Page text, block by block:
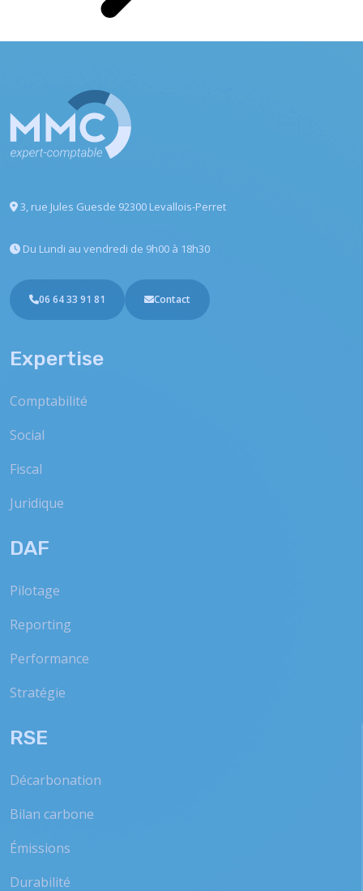
3, rue Jules Guesde 92300 Levallois-Perret
Du Lundi au vendredi de 9h00 à 18h30
06 64 33 91 81 Contact
Expertise
Comptabilité
Social
Fiscal
Juridique
DAF
Pilotage
Reporting
Performance
Stratégie
RSE
Décarbonation
Bilan carbone
Émissions
Durabilité